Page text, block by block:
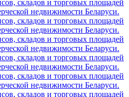
складов и торговых площадей
недвижимости Беларуси.
складов и торговых площадей
недвижимости Беларуси.
складов и торговых площадей
недвижимости Беларуси.
складов и торговых площадей
недвижимости Беларуси.
складов и торговых площадей
недвижимости Беларуси.
складов и торговых площадей